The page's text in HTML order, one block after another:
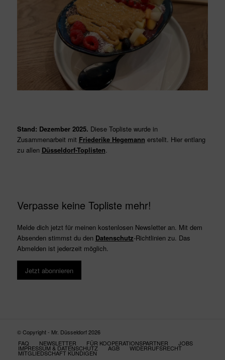
Stand: Dezember 2025. Diese Topliste wurde in
Zusammenarbeit mit Friederike Hegemann erstellt. Hier entlang
zu allen Düsseldorf-Toplisten.
Verpasse keine Topliste mehr!
Melde dich jetzt für meinen kostenlosen Newsletter an. Mit dem
Absenden stimmst du den Datenschutz-Richtlinien zu. Das
Abmelden ist jederzeit möglich.
Jetzt abonnieren
© Copyright - Mr. Düsseldorf 2026
FAQ
NEWSLETTER FÜR KOOPERATIONSPARTNER JOBS
IMPRESSUM & DATENSCHUTZ AGB WIDERRUFSRECHT
MITGLIEDSCHAFT KÜNDIGEN